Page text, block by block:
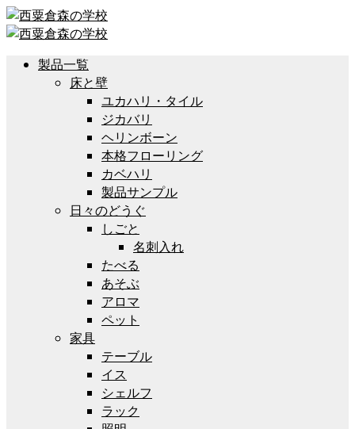
製品一覧
床と壁
ユカハリ・タイル
ジカバリ
ヘリンボーン
本格フローリング
カベハリ
製品サンプル
日々のどうぐ
しごと
名刺入れ
たべる
あそぶ
アロマ
ペット
家具
テーブル
イス
シェルフ
ラック